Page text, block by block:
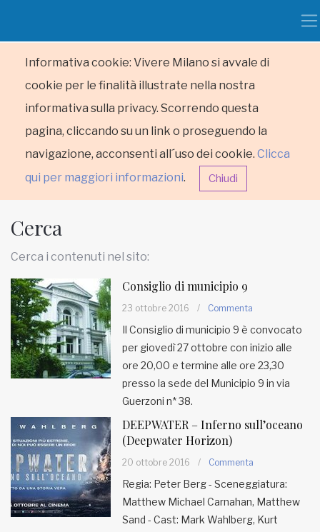
Informativa cookie: Vivere Milano si avvale di
cookie per le finalità illustrate nella nostra
informativa sulla privacy. Scorrendo questa
pagina, cliccando su un link o proseguendo la
navigazione, acconsenti all´uso dei cookie. Clicca
qui per maggiori informazioni. Chiudi
HOME
RUBRICHE
MUNICIPI
Inviateci le vostre segnalazioni
Iscriviti alla newsletter
www.viveremilano.info
Fondato e diretto da Enzo De
Bernardis
EDB edizioni - Via Brivio angolo C.
Cerca
Cerca i contenuti nel sito:
Consiglio di municipio 9
23 ottobre 2016 / Commenta
Il Consiglio di municipio 9 è convocato
per giovedì 27 ottobre con inizio alle
ore 20,00 e termine alle ore 23,30
presso la sede del Municipio 9 in via
Guerzoni n* 38.
DEEPWATER – Inferno sull’oceano
(Deepwater Horizon)
20 ottobre 2016 / Commenta
Regia: Peter Berg - Sceneggiatura:
Matthew Michael Carnahan, Matthew
Sand - Cast: Mark Wahlberg, Kurt